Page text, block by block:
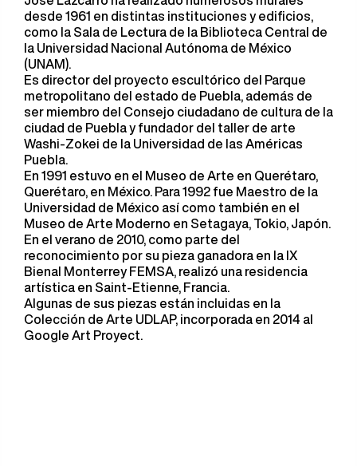
desde 1961 en distintas instituciones y edificios,
como la Sala de Lectura de la Biblioteca Central de
la Universidad Nacional Autónoma de México
(UNAM).
Es director del proyecto escultórico del Parque
metropolitano del estado de Puebla, además de
ser miembro del Consejo ciudadano de cultura de la
ciudad de Puebla y fundador del taller de arte
Washi-Zokei de la Universidad de las Américas
Puebla.​
En 1991 estuvo en el Museo de Arte en Querétaro,
Querétaro, en México. Para 1992 fue Maestro de la
Universidad de México así como también en el
Museo de Arte Moderno en Setagaya, Tokio, Japón.
En el verano de 2010, como parte del
reconocimiento por su pieza ganadora en la IX
Bienal Monterrey FEMSA, realizó una residencia
artística en Saint-Etienne, Francia.
Algunas de sus piezas están incluidas en la
Colección de Arte UDLAP, incorporada en 2014 al
Google Art Proyect.​